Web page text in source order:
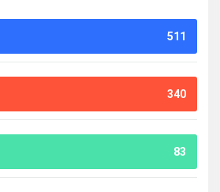
511
340
83